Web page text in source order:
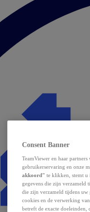
Consent Banner
TeamViewer en haar
gebruikerservaring en onze
akkoord" te klikken, stemt u
gegevens die zijn verzameld
die zijn verzameld tijdens uw
cookies en de verwerking
betreft de exacte